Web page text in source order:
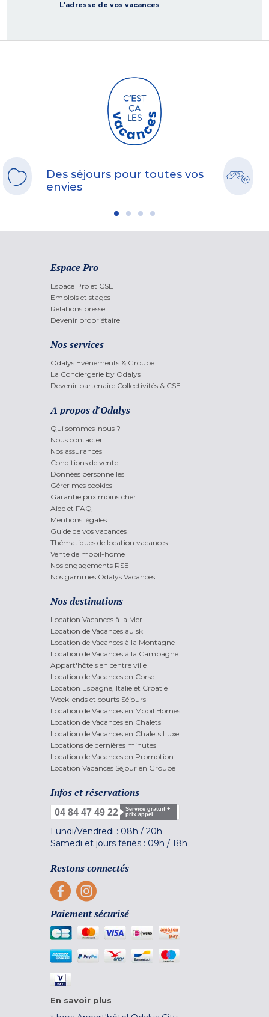
L'adresse de vos vacances
Des séjours pour toutes vos
envies
Espace Pro
Espace Pro et CSE
Emplois et stages
Relations presse
Devenir propriétaire
Nos services
Odalys Evènements & Groupe
La Conciergerie by Odalys
Devenir partenaire Collectivités & CSE
A propos d'Odalys
Qui sommes-nous ?
Nous contacter
Nos assurances
Conditions de vente
Données personnelles
Gérer mes cookies
Garantie prix moins cher
Aide et FAQ
Mentions légales
Guide de vos vacances
Thématiques de location vacances
Vente de mobil-home
Nos engagements RSE
Nos gammes Odalys Vacances
Nos destinations
Location Vacances à la Mer
Location de Vacances au ski
Location de Vacances à la Montagne
Location de Vacances à la Campagne
Appart'hôtels en centre ville
Location de Vacances en Corse
Location Espagne, Italie et Croatie
Week-ends et courts Séjours
Location de Vacances en Mobil Homes
Location de Vacances en Chalets
Location de Vacances en Chalets Luxe
Locations de dernières minutes
Location de Vacances en Promotion
Location Vacances Séjour en Groupe
Infos et réservations
04 84 47 49 22
Service gratuit +
prix appel
Lundi/Vendredi : 08h / 20h
Samedi et jours fériés : 09h / 18h
Restons connectés
Paiement sécurisé
En savoir plus